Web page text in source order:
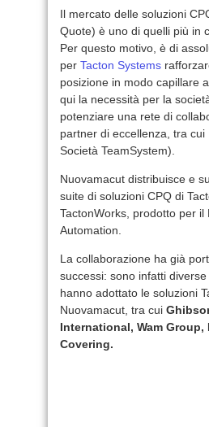
Il mercato delle soluzioni
Quote) è uno di quelli più in
Per questo motivo, è di
per Tacton Systems
posizione in modo capillare
qui la necessità per la
potenziare una rete di
partner di eccellenza, tra cui
Società TeamSystem).
Nuovamacut distribuisce e
suite di soluzioni CPQ di
TactonWorks, prodotto per il
Automation.
La collaborazione ha già
successi: sono infatti
hanno adottato le soluzioni
Nuovamacut, tra cui
International, Wam Group,
Covering.